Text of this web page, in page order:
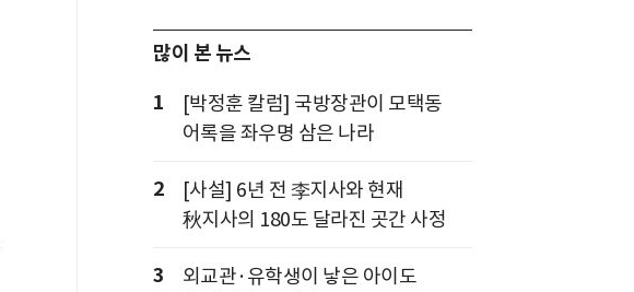
많이 본 뉴스
1
[박정훈 칼럼] 국방장관이 모택동
어록을 좌우명 삼은 나라
2
[사설] 6년 전 李지사와 현재
秋지사의 180도 달라진 곳간 사정
3
외교관·유학생이 낳은 아이도